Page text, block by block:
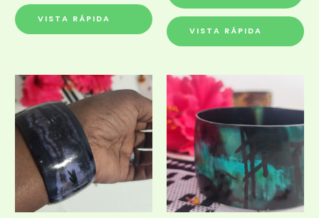
VISTA RÁPIDA
VISTA RÁPIDA